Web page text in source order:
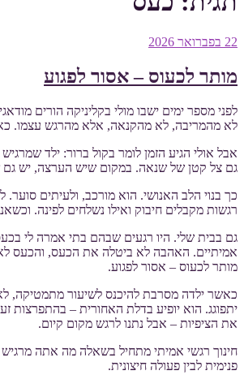
פורסם
22 בפברואר 2026
מותר לכעוס – אסור לפגוע
לפני מספר ימים ישבו מולי בקליניקה הורים
לא מהמריבה, לא מהקנאה, אלא מהרגש עצמו.
אבל אולי הגיע הזמן לומר בקול ברור: ילד
גם צל קטן של שנאה. במקום שיש הערצה, יש גם
כך בנוי הלב האנושי. הוא מורכב, ולעיתים
רגשות מקבלים חיבוק ואילו נשלחים לפינה.
גם בבית שלי. היו רגעים שבהם בתי אמרה לי
אמיתיים. האהבה לא ביטלה את הכעס, והכעס
מותר לכעוס – אסור לפגוע.
כאשר ילדה מסרבת להיכנס לשיעור מתמטיקה,
יתפוגג. הוא יופיע בדלת האחורית –
את הציפיות – אבל נתנו לרגש מקום קיום.
חינוך רגשי אמיתי מתחיל בשאלה מה אתה מרגיש
פנימית לבין פעולה חיצונית.